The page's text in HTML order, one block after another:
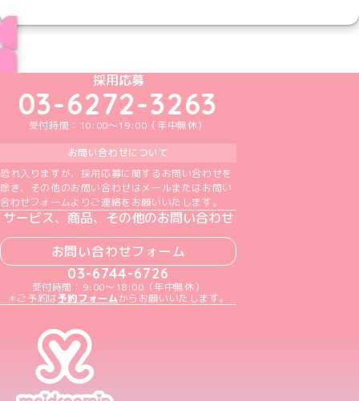
めいどりーみんTikTok公式アカウント
めいどりーみんX公式アカウント
めいどりーみんInstagram公式アカウント
めいどりーみんFacebook公式アカウン
めいどりーみんYouTube公式アカ
採用応募
03-6272-3263
受付時間：10:00～19:00（年中無休）
お問い合わせについて
恐れ入りますが、採用応募に関するお問い合わせを
除き、その他のお問い合わせはメールまたはお問い
合わせフォームよりご連絡をお願いいたします。
サービス、商品、その他のお問い合わせ
お問い合わせフォーム
03-6744-6726
受付時間：9:00～18:00（年中無休）
＊ご予約は予約フォームからお願いいたします。